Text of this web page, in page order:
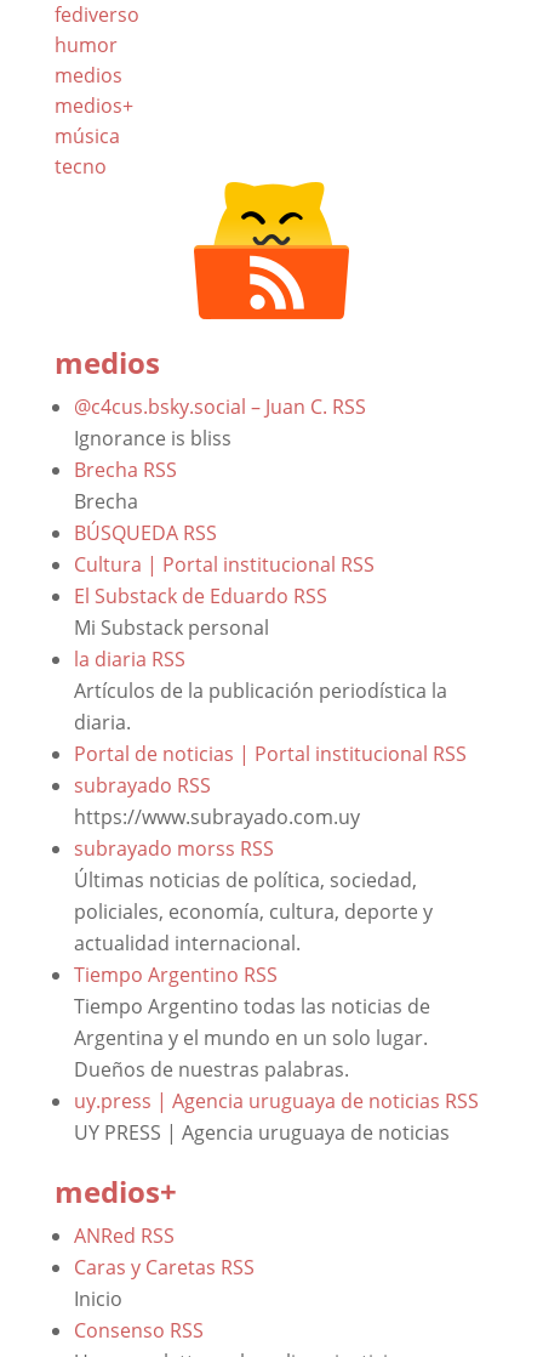
fediverso
humor
medios
medios+
música
tecno
medios
@c4cus.bsky.social – Juan C. RSS
Ignorance is bliss
Brecha RSS
Brecha
BÚSQUEDA RSS
Cultura | Portal institucional RSS
El Substack de Eduardo RSS
Mi Substack personal
la diaria RSS
Artículos de la publicación periodística la
diaria.
Portal de noticias | Portal institucional RSS
subrayado RSS
https://www.subrayado.com.uy
subrayado morss RSS
Últimas noticias de política, sociedad,
policiales, economía, cultura, deporte y
actualidad internacional.
Tiempo Argentino RSS
Tiempo Argentino todas las noticias de
Argentina y el mundo en un solo lugar.
Dueños de nuestras palabras.
uy.press | Agencia uruguaya de noticias RSS
UY PRESS | Agencia uruguaya de noticias
medios+
ANRed RSS
Caras y Caretas RSS
Inicio
Consenso RSS